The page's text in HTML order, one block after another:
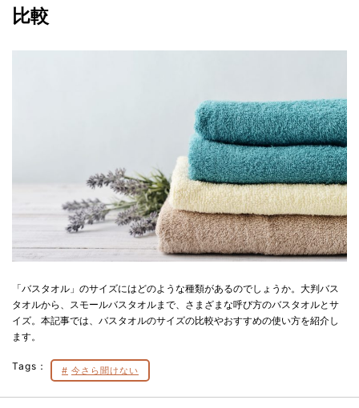
比較
「バスタオル」のサイズにはどのような種類があるのでしょうか。大判バス
タオルから、スモールバスタオルまで、さまざまな呼び方のバスタオルとサ
イズ。本記事では、バスタオルのサイズの比較やおすすめの使い方を紹介し
ます。
Tags： 今さら聞けない